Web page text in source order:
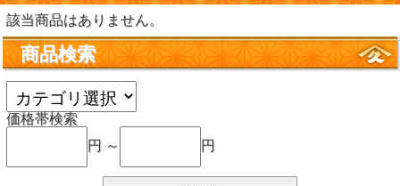
該当商品はありません。
商品検索
価格帯検索
円 ～
円